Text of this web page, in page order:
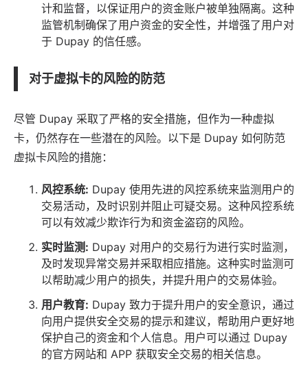
计和监督，以保证用户的资金账户被单独隔离。这种
监管机制确保了用户资金的安全性，并增强了用户对
于 Dupay 的信任感。
对于虚拟卡的风险的防范
尽管 Dupay 采取了严格的安全措施，但作为一种虚拟
卡，仍然存在一些潜在的风险。以下是 Dupay 如何防范
虚拟卡风险的措施：
风控系统: Dupay 使用先进的风控系统来监测用户的
交易活动，及时识别并阻止可疑交易。这种风控系统
可以有效减少欺诈行为和资金盗窃的风险。
实时监测: Dupay 对用户的交易行为进行实时监测，
及时发现异常交易并采取相应措施。这种实时监测可
以帮助减少用户的损失，并提升用户的交易体验。
用户教育: Dupay 致力于提升用户的安全意识，通过
向用户提供安全交易的提示和建议，帮助用户更好地
保护自己的资金和个人信息。用户可以通过 Dupay
的官方网站和 APP 获取安全交易的相关信息。